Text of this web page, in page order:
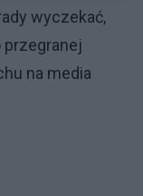
wyczekać,
przegranej
na media